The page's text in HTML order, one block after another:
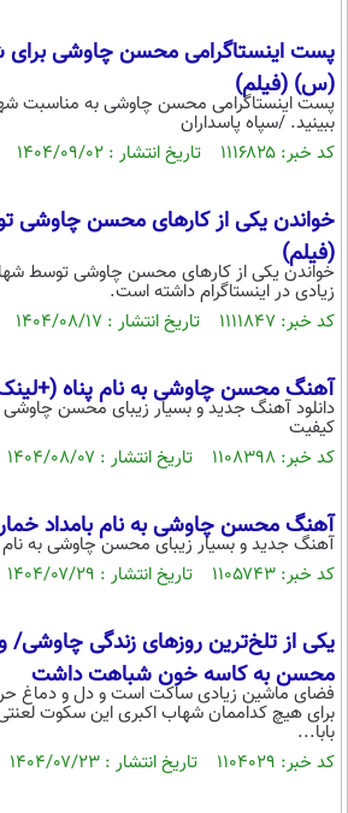
پست اینستاگرامی محسن چاوشی
(س) (فیلم)
پست اینستاگرامی محسن چاوشی به مناسبت
ببینید. /سپاه پاسداران
کد خبر: ۱۱۱۶۸۲۵ تاریخ انتشار : ۱۴۰۴/۰۹/۰۲
خواندن یکی از کار‌های محسن
(فیلم)
خواندن یکی از کار‌های محسن چاوشی توسط
زیادی در اینستاگرام داشته است.
کد خبر: ۱۱۱۱۸۴۷ تاریخ انتشار : ۱۴۰۴/۰۸/۱۷
آهنگ محسن چاوشی به نام پناه (+لینک
دانلود آهنگ جدید و بسیار زیبای محسن چاوشی به
کیفیت
کد خبر: ۱۱۰۸۳۹۸ تاریخ انتشار : ۱۴۰۴/۰۸/۰۷
آهنگ محسن چاوشی به نام بامداد خمار
آهنگ جدید و بسیار زیبای محسن چاوشی به نام
کد خبر: ۱۱۰۵۷۴۳ تاریخ انتشار : ۱۴۰۴/۰۷/۲۹
یکی از تلخ‌ترین روزهای زندگی
محسن به کاسه خون شباهت داشت
فضای ماشین زیادی ساکت است و دل و دماغ
برای هیچ کداممان شهاب اکبری این سکوت
بابا...
کد خبر: ۱۱۰۴۰۲۹ تاریخ انتشار : ۱۴۰۴/۰۷/۲۳